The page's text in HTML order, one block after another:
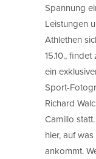
Spannung
Leistungen
Athlethen
15.10.,
ein
Sport-
Richard
Camillo
hier, auf
ankommt.